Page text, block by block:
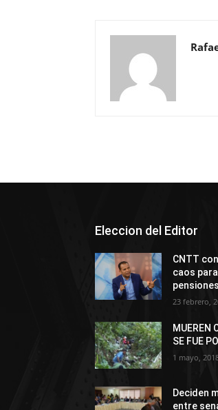
Eleccion del Editor
CNTT
caos
pensiones
23 febrero,
MUEREN
SE FUE
1 mayo,
Deciden
entre